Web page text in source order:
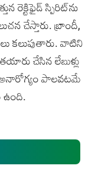
రెక్టిఫైడ్ స్పిరిట్‌ను
చేస్తారు. బ్రాందీ,
కలుపుతారు. వాటిని
చేసిన లేబుళ్లు
అనారోగ్యం పాలవటమే